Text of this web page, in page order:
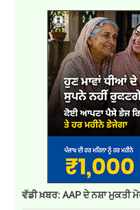
ਵੱਡੀ ਖ਼ਬਰ: AAP ਦੇ ਨਸ਼ਾ ਮੁਕਤੀ